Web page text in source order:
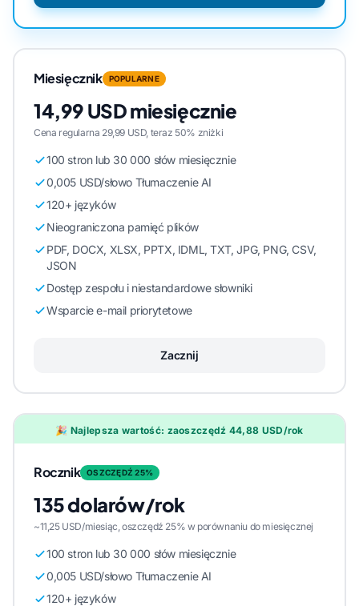
Miesięcznik POPULARNE
14,99 USD miesięcznie
Cena regularna 29,99 USD, teraz 50% zniżki
100 stron lub 30 000 słów miesięcznie
0,005 USD/słowo Tłumaczenie AI
120+ języków
Nieograniczona pamięć plików
PDF, DOCX, XLSX, PPTX, IDML, TXT, JPG, PNG, CSV,
JSON
Dostęp zespołu i niestandardowe słowniki
Wsparcie e-mail priorytetowe
Zacznij
🎉 Najlepsza wartość: zaoszczędź 44,88 USD/rok
Rocznik OSZCZĘDŹ 25%
135 dolarów/rok
~11,25 USD/miesiąc, oszczędź 25% w porównaniu do miesięcznej
100 stron lub 30 000 słów miesięcznie
0,005 USD/słowo Tłumaczenie AI
120+ języków